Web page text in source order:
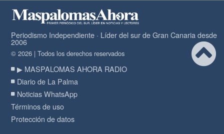
Periodismo Independiente · Líder del sur de Gran Canaria desde
2006
© 2026 | Todos los derechos reservados
▶ MASPALOMAS AHORA RADIO
Diario de La Palma
Noticias WhatsApp
Términos de uso
Protección de datos